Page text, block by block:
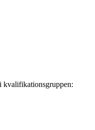
kvalifikationsgruppen: